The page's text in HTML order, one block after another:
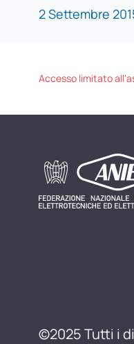
2 Settembre
Accesso limitato
©2025 Tutti i